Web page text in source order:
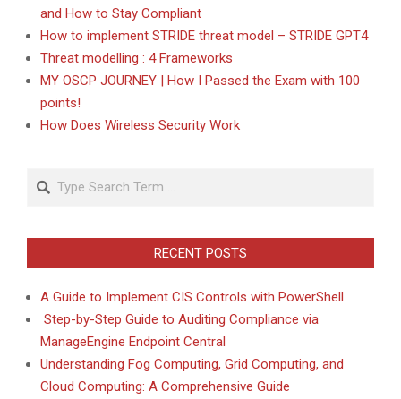
and How to Stay Compliant
How to implement STRIDE threat model – STRIDE GPT4
Threat modelling : 4 Frameworks
MY OSCP JOURNEY | How I Passed the Exam with 100
points!
How Does Wireless Security Work
Search
RECENT POSTS
A Guide to Implement CIS Controls with PowerShell
Step-by-Step Guide to Auditing Compliance via
ManageEngine Endpoint Central
Understanding Fog Computing, Grid Computing, and
Cloud Computing: A Comprehensive Guide